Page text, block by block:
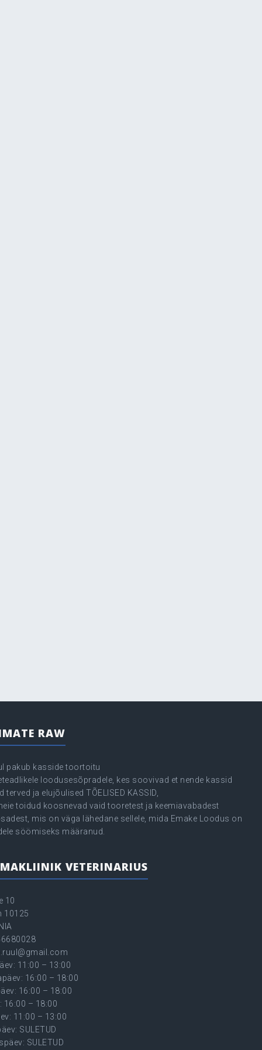
RAW
pakub kasside toortoitu
loodusesõpradele, kes soovivad et nende kassid
terved ja elujõulised TÕELISED KASSID,
toidud koosnevad vaid tooretest ja keemiavabadest
mis on väga lähedane sellele, mida Emake Loodus on
söömiseks määranud.
VETERINARIUS
10
10125
11:00 – 13:00
16:00 – 18:00
16:00 – 18:00
16:00 – 18:00
11:00 – 13:00
SULETUD
SULETUD